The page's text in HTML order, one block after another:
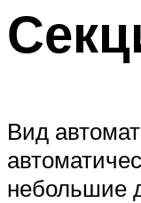
Вид
небольшие